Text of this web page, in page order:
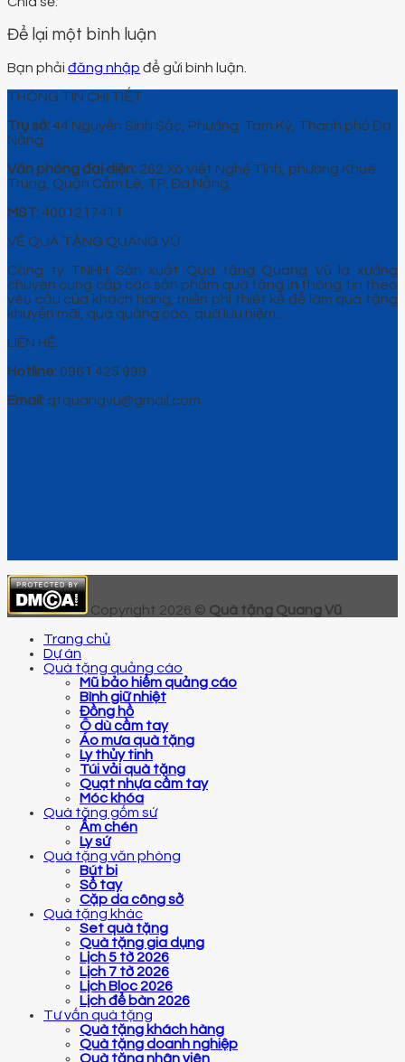
Để lại một bình luận
Bạn phải đăng nhập để gửi bình luận.
THÔNG TIN CHI TIẾT
Trụ sở: 44 Nguyễn Sinh Sắc, Phường Tam Kỳ, Thành phố Đà
Nẵng.
Văn phòng đại diện: 262 Xô Viết Nghệ Tĩnh, phường Khuê
Trung, Quận Cẩm Lệ, TP. Đà Nẵng.
MST: 4001217411
VỀ QUÀ TẶNG QUANG VŨ
Công ty TNHH Sản xuất Quà tặng Quang Vũ là xưởng
chuyên cung cấp các sản phẩm quà tặng in thông tin theo
yêu cầu của khách hàng, miễn phí thiết kế để làm quà tặng
khuyến mãi, quà quảng cáo, quà lưu niệm…
LIÊN HỆ
Hotline: 0961 425 999
Email: qtquangvu@gmail.com
Copyright 2026 © Quà tặng Quang Vũ
Trang chủ
Dự án
Quà tặng quảng cáo
Mũ bảo hiểm quảng cáo
Bình giữ nhiệt
Đồng hồ
Ô dù cầm tay
Áo mưa quà tặng
Ly thủy tinh
Túi vải quà tặng
Quạt nhựa cầm tay
Móc khóa
Quà tặng gốm sứ
Ấm chén
Ly sứ
Quà tặng văn phòng
Bút bi
Sổ tay
Cặp da công sở
Quà tặng khác
Set quà tặng
Quà tặng gia dụng
Lịch 5 tờ 2026
Lịch 7 tờ 2026
Lịch Bloc 2026
Lịch để bàn 2026
Tư vấn quà tặng
Quà tặng khách hàng
Quà tặng doanh nghiệp
Quà tặng nhân viên